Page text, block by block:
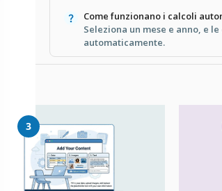
Come funzionano i calcoli
Seleziona un mese e anno, e
automaticamente.
3